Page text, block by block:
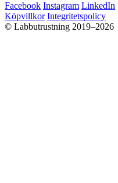
Facebook Instagram LinkedIn
Köpvillkor Integritetspolicy
© Labbutrustning 2019–2026